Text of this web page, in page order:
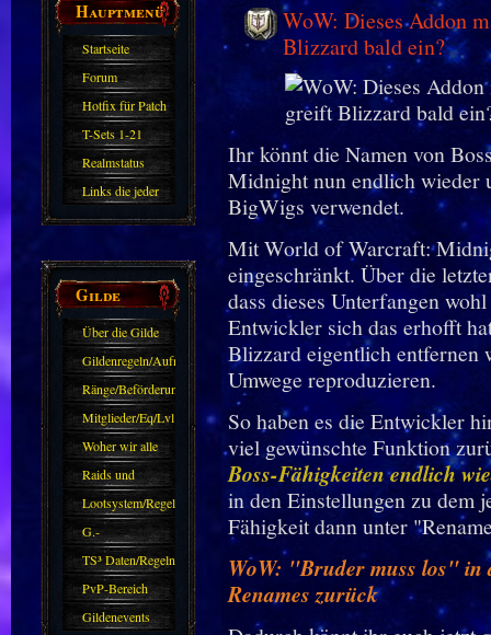
Hauptmenü
Startseite
Forum
Hotfix für Patch
11.X
T-Sets 1-21
Realmstatus
Links die jeder
kennen sollte?!
Gilde
Über die Gilde
(DAW)
Gildenregeln/Aufnahme
Ränge/Beförderungen
Mitglieder/Eq/Lvl
Woher wir alle
kommen.
Raids und
Zubehör
Lootsystem/Regeln
G.-
Sparkasse/Goldleihen
TS³ Daten/Regeln
PvP-Bereich
Gildenevents
WoW: Dieses Addon
Blizzard bald ein?
Ihr könnt die Namen von
Midnight nun endlich wieder
BigWigs verwendet.
Mit World of Warcraft:
eingeschränkt. Über die
dass dieses Unterfangen
Entwickler sich das erhofft
Blizzard eigentlich entfernen
Umwege reproduzieren.
So haben es die Entwickler
viel gewünschte Funktion
Boss-Fähigkeiten endlich
in den Einstellungen zu dem
Fähigkeit dann unter
WoW: "Bruder muss los" in
Renames zurück